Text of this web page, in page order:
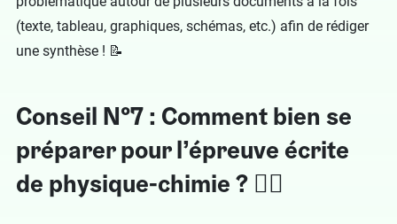
(texte, tableau, graphiques, schémas, etc.) afin de rédiger
une synthèse ! 📝
Conseil N°7 : Comment bien se
préparer pour l’épreuve écrite
de physique-chimie ? 🏋️‍♂️